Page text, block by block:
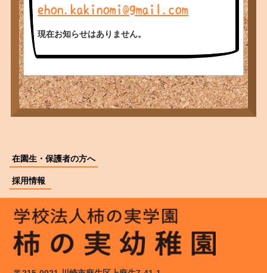
ehon.kakinomi@gmail.com
現在お知らせはありません。
在園生・保護者の方へ
採用情報